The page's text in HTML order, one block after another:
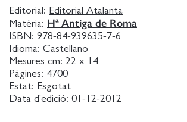
Editorial: Editorial Atalanta
Matèria: Hª Antiga de Roma
ISBN: 978-84-939635-7-6
Idioma: Castellano
Mesures cm: 22 x 14
Pàgines: 4700
Estat: Esgotat
Data d'edició: 01-12-2012